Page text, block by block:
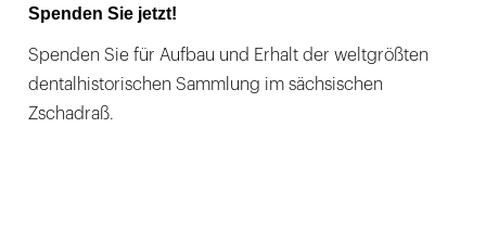
Spenden Sie jetzt!
Spenden Sie für Aufbau und Erhalt der weltgrößten
dentalhistorischen Sammlung im sächsischen
Zschadraß.